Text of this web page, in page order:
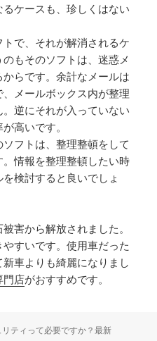
ケースも、珍しくはない
で、それが解消されるケ
もそのソフトは、迷惑メ
らです。余計なメールは
メールボックス内が整理
逆にそれが入っていない
高いです。
フトは、整理整頓をして
情報を整理整頓したい時
検討すると良いでしょ
害から解放されました。
すいです。使用車だった
車よりも綺麗になりまし
門店がおすすめです。
ティって必要ですか？最新